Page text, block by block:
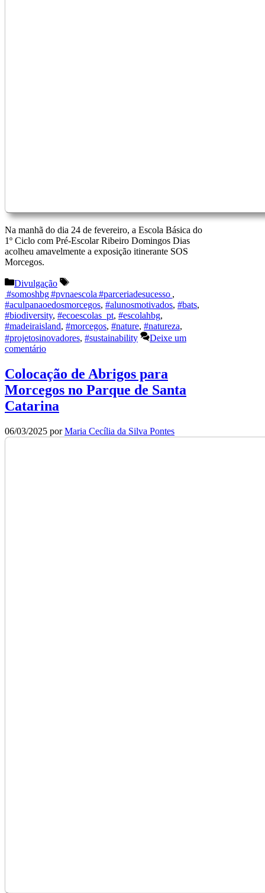
Na manhã do dia 24 de fevereiro, a Escola Básica do
1º Ciclo com Pré-Escolar Ribeiro Domingos Dias
acolheu amavelmente a exposição itinerante SOS
Morcegos.
Categorias
Divulgação
Etiquetas
#somoshbg #pvnaescola #parceriadesucesso ,
#aculpanaoedosmorcegos, #alunosmotivados, #bats,
#biodiversity, #ecoescolas_pt, #escolahbg,
#madeiraisland, #morcegos, #nature, #natureza,
#projetosinovadores, #sustainability
Deixe um
comentário
Colocação de Abrigos para
Morcegos no Parque de Santa
Catarina
06/03/2025 porMaria Cecília da Silva Pontes